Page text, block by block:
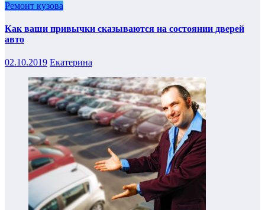
Ремонт кузова
Как ваши привычки сказываются на состоянии дверей
авто
02.10.2019 Екатерина